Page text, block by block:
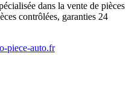
dans la vente de pièces
contrôlées, garanties 24
piece-auto.fr